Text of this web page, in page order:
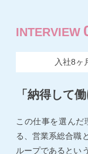
INTERVIEW
入社8
「納得して働
この仕事を選んだ
る、営業系総合職
ループであるとい